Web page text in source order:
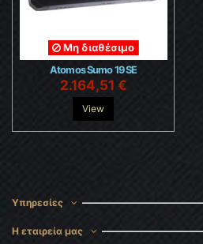
Μη διαθέσιμο
Atomos Sumo 19 SE
2.164,51 €
View
Υπηρεσίες
Η εταιρεία μας